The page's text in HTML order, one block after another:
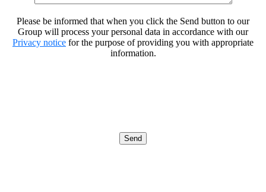
Please be informed that when you click the Send button to our
Group will process your personal data in accordance with our
Privacy notice for the purpose of providing you with appropriate
information.
Send